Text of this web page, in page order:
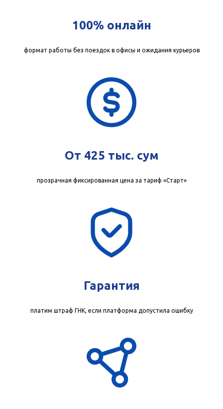
100% онлайн
формат работы без поездок в офисы и ожидания курьеров
От 425 тыс. сум
прозрачная фиксированная цена за тариф «Старт»
Гарантия
платим штраф ГНК, если платформа допустила ошибку